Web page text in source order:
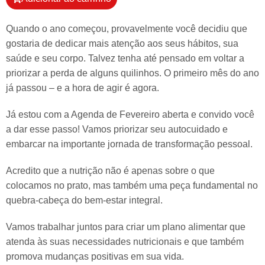
Quando o ano começou, provavelmente você decidiu que
gostaria de dedicar mais atenção aos seus hábitos, sua
saúde e seu corpo. Talvez tenha até pensado em voltar a
priorizar a perda de alguns quilinhos. O primeiro mês do ano
já passou – e a hora de agir é agora.
Já estou com a Agenda de Fevereiro aberta e convido você
a dar esse passo! Vamos priorizar seu autocuidado e
embarcar na importante jornada de transformação pessoal.
Acredito que a nutrição não é apenas sobre o que
colocamos no prato, mas também uma peça fundamental no
quebra-cabeça do bem-estar integral.
Vamos trabalhar juntos para criar um plano alimentar que
atenda às suas necessidades nutricionais e que também
promova mudanças positivas em sua vida.